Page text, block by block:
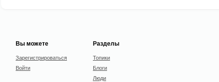
Вы можете
Зарегистрироваться
Войти
Разделы
Топики
Блоги
Люди